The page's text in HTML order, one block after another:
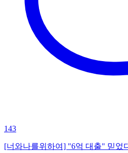
143
[너와나를위하여] "6억 대출" 믿었